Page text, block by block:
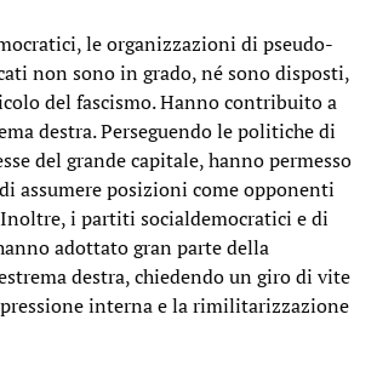
le organizzazioni di pseudo-
non sono in grado, né sono disposti,
del fascismo. Hanno contribuito a
destra. Perseguendo le politiche di
del grande capitale, hanno permesso
assumere posizioni come opponenti
i partiti socialdemocratici e di
adottato gran parte della
destra, chiedendo un giro di vite
interna e la rimilitarizzazione